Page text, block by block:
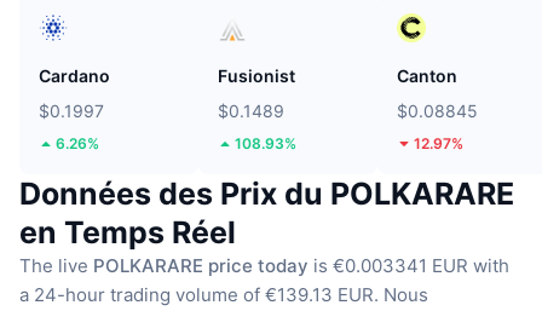
Cardano
$0.1997
6.26%
Fusionist
$0.1489
108.93%
Canton
$0.08845
12.97%
Données des Prix du POLKARARE
en Temps Réel
The live POLKARARE price today is €0.003341 EUR with
a 24-hour trading volume of €139.13 EUR. Nous